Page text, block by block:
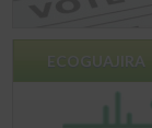
ECOGUAJIRA